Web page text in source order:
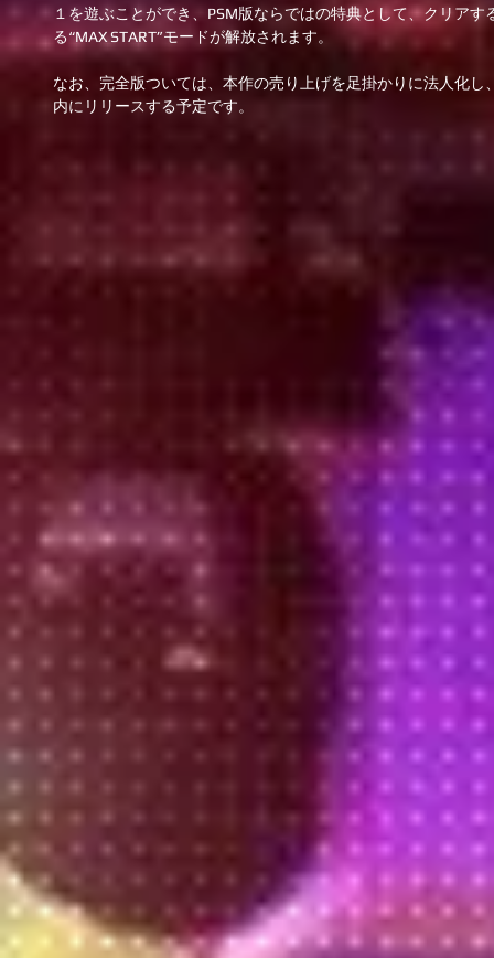
１を遊ぶことができ、PSM版ならではの特典として、クリア
る“MAX START”モードが解放されます。
なお、完全版ついては、本作の売り上げを足掛かりに法人化
内にリリースする予定です。